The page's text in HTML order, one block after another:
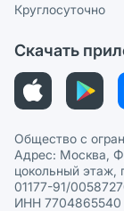
Политика
Этика и
Политика в
Круглосуточно
Скачать
Общество с
Адрес: Москва,
цокольный этаж,
01177-91/
ИНН 7704865540